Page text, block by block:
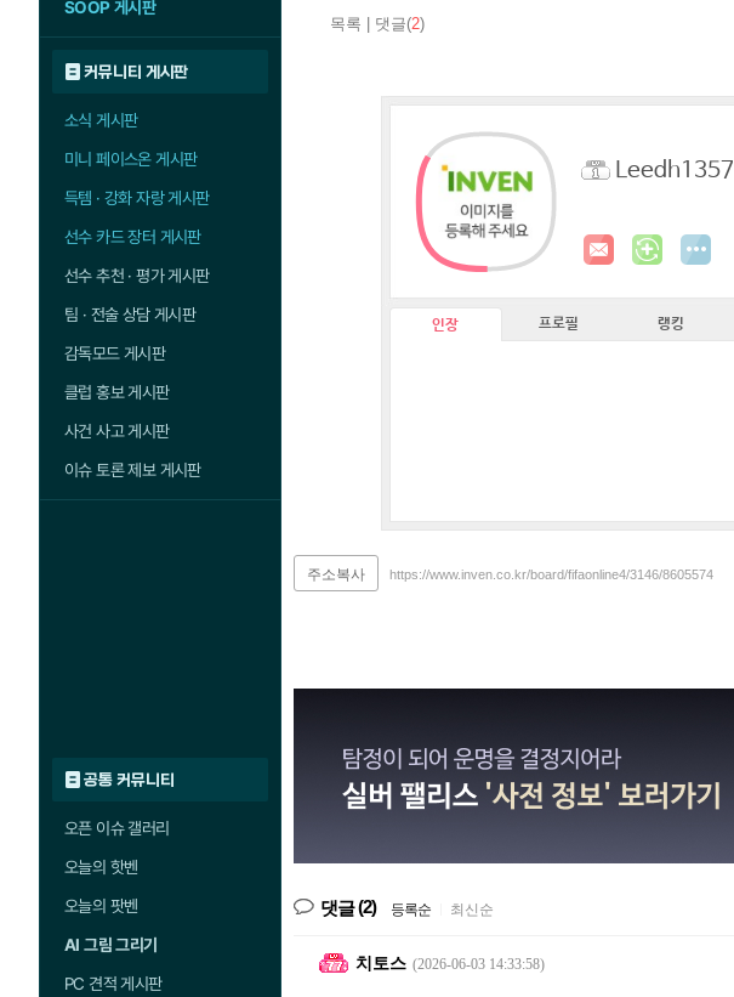
SOOP 게시판
커뮤니티 게시판
소식 게시판
미니 페이스온 게시판
득템 · 강화 자랑 게시판
선수 카드 장터 게시판
선수 추천 · 평가 게시판
팀 · 전술 상담 게시판
감독모드 게시판
클럽 홍보 게시판
사건 사고 게시판
이슈 토론 제보 게시판
공통 커뮤니티
오픈 이슈 갤러리
오늘의 핫벤
오늘의 팟벤
AI 그림 그리기
PC 견적 게시판
목록 댓글(2)
Leedh1357
인장 프로필 랭킹
주소복사 https://www.inven.co.kr/board/fifaonline4/3146/8605574
댓글(2) 등록순 최신순
치토스 (2026-06-03 14:33:58)